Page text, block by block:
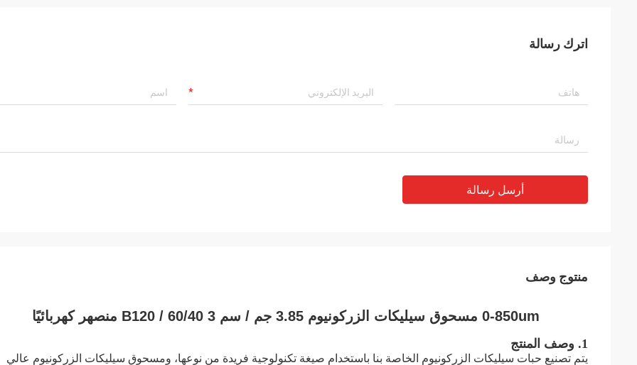
اترك رسالة
أرسل رسالة
منتوج وصف
0-850um مسحوق سيليكات الزركونيوم 3.85 جم / سم 3 B120 / 60/40 منصهر كهربائيًا
1. وصف المنتج
يتم تصنيع حبات سيليكات الزركونيوم الخاصة بنا باستخدام صيغة تكنولوجية فريدة من نوعها، ومسحوق سيليكات الزركونيوم عالي